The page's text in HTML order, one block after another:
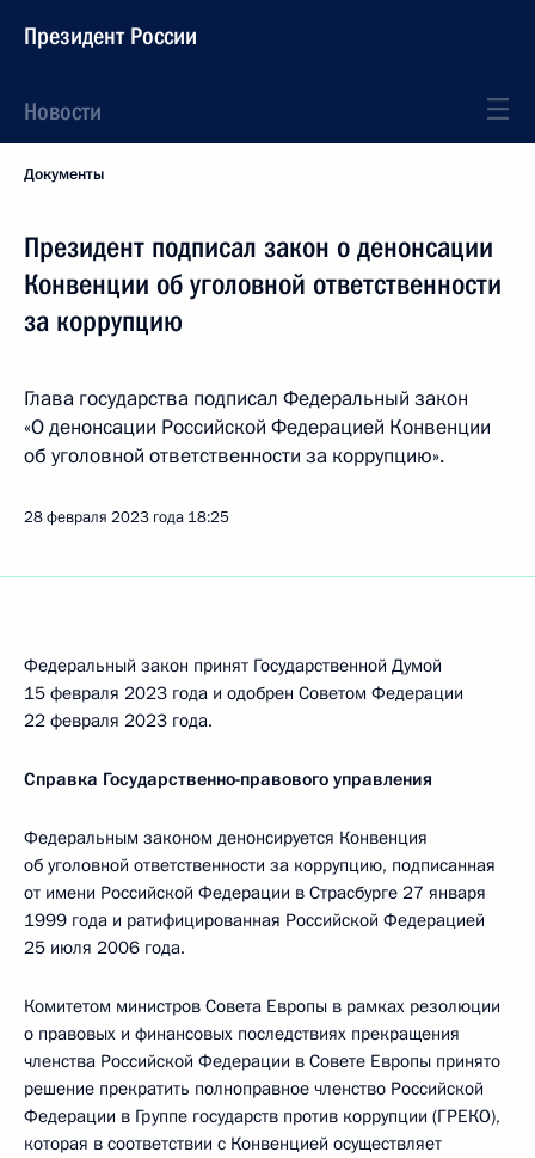
Президент России
Новости
Документы
Президент подписал закон о денонсации
Конвенции об уголовной ответственности
за коррупцию
Глава государства подписал Федеральный закон
«О денонсации Российской Федерацией Конвенции
об уголовной ответственности за коррупцию».
28 февраля 2023 года 18:25
Федеральный закон принят Государственной Думой
15 февраля 2023 года и одобрен Советом Федерации
22 февраля 2023 года.
Справка Государственно-правового управления
Федеральным законом денонсируется Конвенция
об уголовной ответственности за коррупцию, подписанная
от имени Российской Федерации в Страсбурге 27 января
1999 года и ратифицированная Российской Федерацией
25 июля 2006 года.
Комитетом министров Совета Европы в рамках резолюции
о правовых и финансовых последствиях прекращения
членства Российской Федерации в Совете Европы принято
решение прекратить полноправное членство Российской
Федерации в Группе государств против коррупции (ГРЕКО),
которая в соответствии с Конвенцией осуществляет